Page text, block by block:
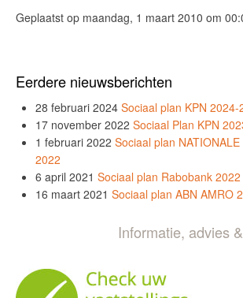
Geplaatst op maandag, 1 maart 2010 om
Eerdere nieuwsberichten
28 februari 2024 Sociaal plan KPN 2024-
17 november 2022 Sociaal Plan KPN
1 februari 2022 Sociaal plan
2022
6 april 2021 Sociaal plan Rabobank
16 maart 2021 Sociaal plan ABN AMRO
Informatie, advies